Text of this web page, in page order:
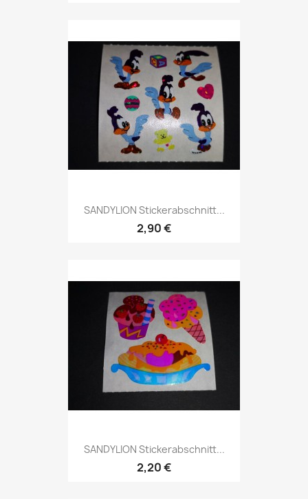
SANDYLION Stickerabschnitt...
2,90 €
SANDYLION Stickerabschnitt...
2,20 €